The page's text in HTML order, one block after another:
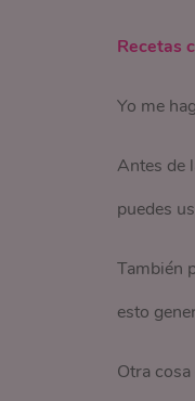
Recetas
Yo me
Antes de
puedes
También
esto
Otra